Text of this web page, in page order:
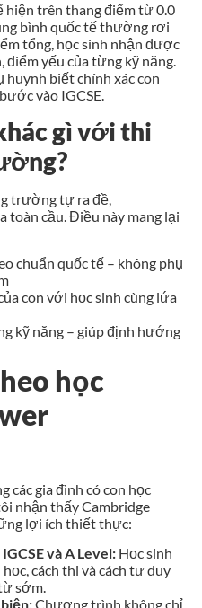
trên thang điểm từ 0.0
bình quốc tế thường rơi
tổng, học sinh nhận được
điểm yếu của từng kỹ năng.
huynh biết chính xác con
vào IGCSE.
gì với thi
trường tự ra đề,
toàn cầu. Điều này mang lại
chuẩn quốc tế – không phụ
con với học sinh cùng lứa
kỹ năng – giúp định hướng
học
các gia đình có con học
nhận thấy Cambridge
lợi ích thiết thực:
và A Level: Học sinh
cách thi và cách tư duy
sớm.
Chương trình không chỉ